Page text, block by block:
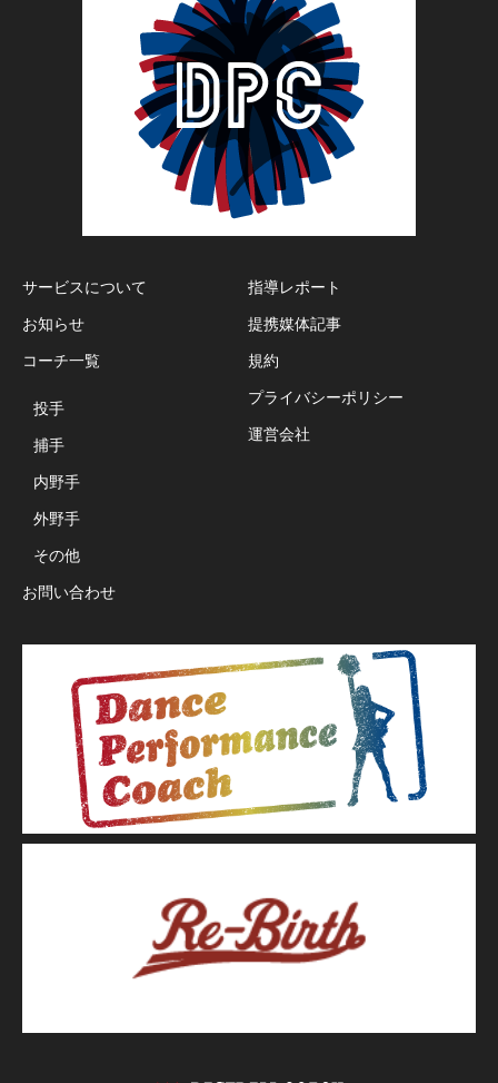
サービスについて
お知らせ
コーチ一覧
投手
捕手
内野手
外野手
その他
お問い合わせ
指導レポート
提携媒体記事
規約
プライバシーポリシー
運営会社